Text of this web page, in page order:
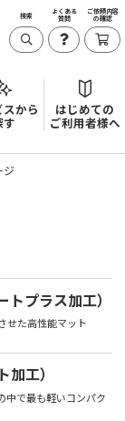
検索 よくある
質問
ご依頼内容
の確認
から
す
はじめての
ご利用者様へ
ジ
プラス加工）
せた高性能マット
工）
中で最も軽いコンパク